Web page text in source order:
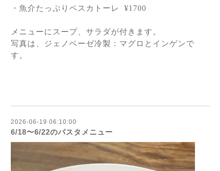
・魚介たっぷりペスカトーレ
¥1700
メニューにスープ、サラダが付きます。
写真は、
ジェノベーゼ冷製：マグロとインゲンで
す。
2026-06-19 06:10:00
6/18〜6/22のパスタメニュー